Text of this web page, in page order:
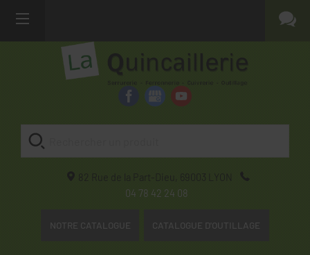
82 Rue de la Part-Dieu, 69003
LYON
04 78 42 24 08
NOTRE CATALOGUE CATALOGUE D'OUTILLAGE